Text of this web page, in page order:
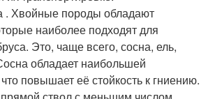
. Хвойные породы обладают
наиболее подходят для
Это, чаще всего, сосна, ель,
обладает наибольшей
повышает её стойкость к гниению.